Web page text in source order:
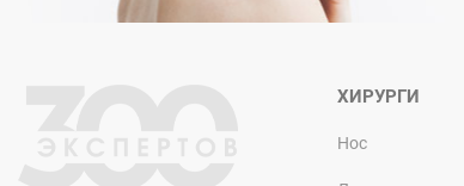
ХИРУРГИ
Нос